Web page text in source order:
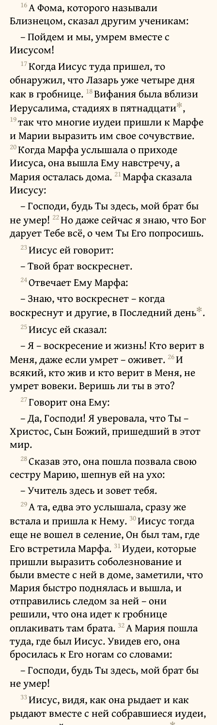
16А Фома, которого называли
Близнецом, сказал другим ученикам:
– Пойдем и мы, умрем вместе с
Иисусом!
17Когда Иисус туда пришел, то
обнаружил, что Лазарь уже четыре дня
как в гробнице. 18Вифания была вблизи
Иерусалима, стадиях в пятнадцати✻,
19так что многие иудеи пришли к Марфе
и Марии выразить им свое сочувствие.
20Когда Марфа услышала о приходе
Иисуса, она вышла Ему навстречу, а
Мария осталась дома. 21Марфа сказала
Иисусу:
– Господи, будь Ты здесь, мой брат бы
не умер! 22Но даже сейчас я знаю, что Бог
дарует Тебе всё, о чем Ты Его попросишь.
23Иисус ей говорит:
– Твой брат воскреснет.
24Отвечает Ему Марфа:
– Знаю, что воскреснет – когда
воскреснут и другие, в Последний день✻.
25Иисус ей сказал:
– Я – воскресение и жизнь! Кто верит в
Меня, даже если умрет – оживет. 26И
всякий, кто жив и кто верит в Меня, не
умрет вовеки. Веришь ли ты в это?
27Говорит она Ему:
– Да, Господи! Я уверовала, что Ты –
Христос, Сын Божий, пришедший в этот
мир.
28Сказав это, она пошла позвала свою
сестру Марию, шепнув ей на ухо:
– Учитель здесь и зовет тебя.
29А та, едва это услышала, сразу же
встала и пришла к Нему. 30Иисус тогда
еще не вошел в селение, Он был там, где
Его встретила Марфа. 31Иудеи, которые
пришли выразить соболезнование и
были вместе с ней в доме, заметили, что
Мария быстро поднялась и вышла, и
отправились следом за ней – они
решили, что она идет к гробнице
оплакивать там брата. 32А Мария пошла
туда, где был Иисус. Увидев его, она
бросилась к Его ногам со словами:
– Господи, будь Ты здесь, мой брат бы
не умер!
33Иисус, видя, как она рыдает и как
рыдают вместе с ней собравшиеся иудеи,